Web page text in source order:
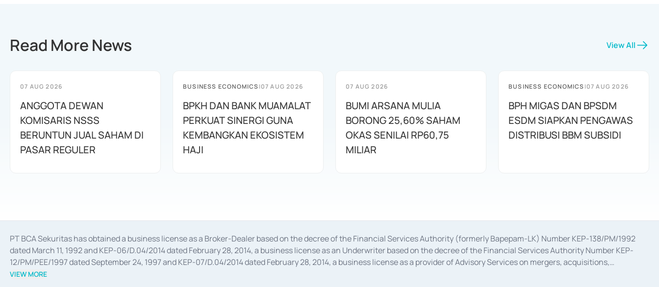
Read More News View All
07 AUG 2026
ANGGOTA DEWAN
KOMISARIS NSSS
BERUNTUN JUAL SAHAM DI
PASAR REGULER
BUSINESS ECONOMICS|07 AUG 2026
BPKH DAN BANK MUAMALAT
PERKUAT SINERGI GUNA
KEMBANGKAN EKOSISTEM
HAJI
07 AUG 2026
BUMI ARSANA MULIA
BORONG 25,60% SAHAM
OKAS SENILAI RP60,75
MILIAR
BUSINESS ECONOMICS|07 AUG 2026
BPH MIGAS DAN BPSDM
ESDM SIAPKAN PENGAWAS
DISTRIBUSI BBM SUBSIDI
PT BCA Sekuritas has obtained a business license as a Broker-Dealer based on the decree of the Financial Services Authority (formerly Bapepam-LK) Number KEP-138/PM/1992
dated March 11, 1992 and KEP-06/D.04/2014 dated February 28, 2014, a business license as an Underwriter based on the decree of the Financial Services Authority Number KEP-
12/PM/PEE/1997 dated September 24, 1997 and KEP-07/D.04/2014 dated February 28, 2014, a business license as a provider of Advisory Services on mergers, acquisitions,
divestments, and joint ventures based on the decree of the Financial Services Authority Number S-67/PM.21/2014 dated February 28, 2014, a business license as a provider of
VIEW MORE